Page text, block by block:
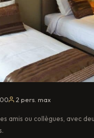
2 pers. max
amis ou collègues, avec